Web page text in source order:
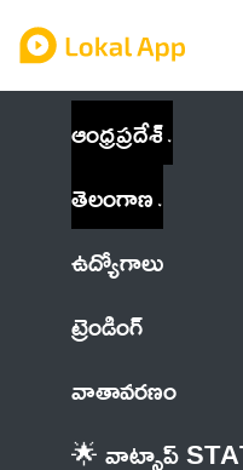
ఆంధ్రప్రదేశ్
తెలంగాణ
ఉద్యోగాలు
ట్రెండింగ్
వాతావరణం
🌟 వాట్సాప్